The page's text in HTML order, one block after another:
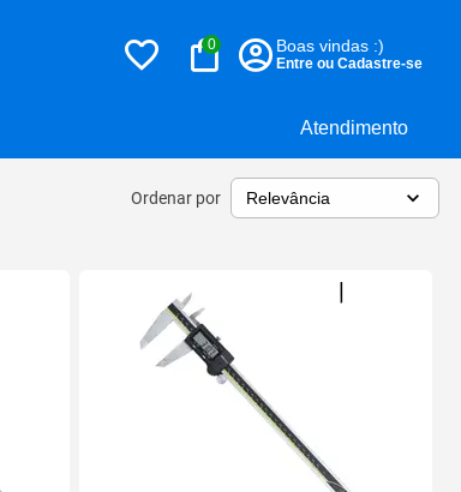
Atendimento
0 Boas vindas :)
Entre ou Cadastre-se
Ordenar por